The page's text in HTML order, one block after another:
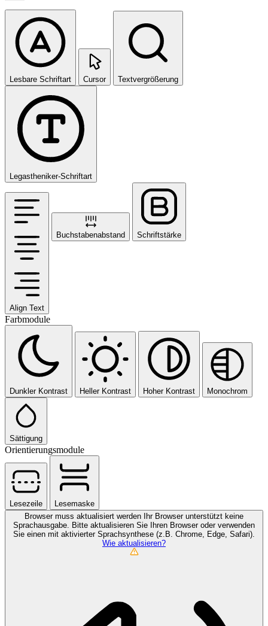
Lesbare Schriftart Cursor Textvergrößerung
Legastheniker-Schriftart
Align Text
Buchstabenabstand Schriftstärke
Farbmodule
Dunkler Kontrast Heller Kontrast Hoher Kontrast Monochrom
Sättigung
Orientierungsmodule
Lesezeile
Lesemaske
Browser muss aktualisiert werden
Ihr Browser unterstützt keine
Sprachausgabe. Bitte aktualisieren Sie Ihren Browser oder verwenden
Sie einen mit aktivierter Sprachsynthese (z.B. Chrome, Edge, Safari).
Wie aktualisieren?